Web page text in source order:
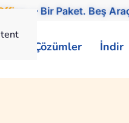
— Bir Paket. Beş
Çözümler İndir